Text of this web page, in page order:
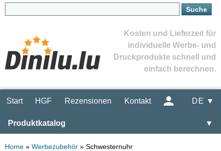
Kosten und Lieferzeit für
individuelle Werbe- und
Druckprodukte schnell und
einfach berechnen.
Start HGF Rezensionen Kontakt DE ▼
Produktkatalog ▼
Home » Werbezubehör » Schwesternuhr